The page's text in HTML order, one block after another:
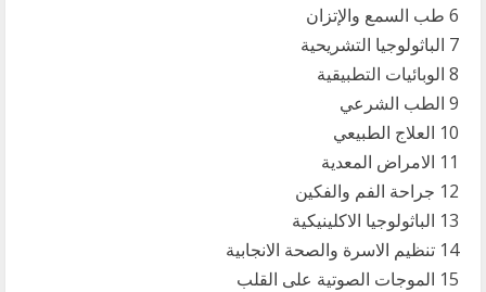
6 طب السمع والإتزان
7 الباثولوجيا التشريحية
8 الوبائيات التطبيقية
9 الطب الشرعي
10 العلاج الطبيعي
11 الامراض المعدية
12 جراحة الفم والفكين
13 الباثولوجيا الاكلينيكية
14 تنظيم الاسرة والصحة الانجابية
15 الموجات الصوتية على القلب